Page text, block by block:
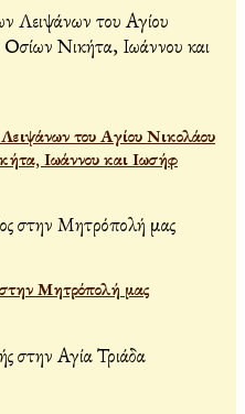
του Αγίου Νικολάου
Ιωάννου και Ιωσήφ
Μητρόπολή μας